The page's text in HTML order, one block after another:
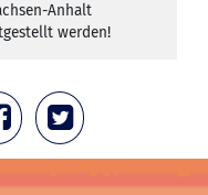
Anhalt
werden!